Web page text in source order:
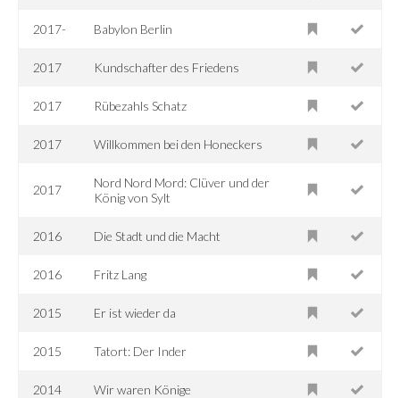
2017- Babylon Berlin
2017 Kundschafter des Friedens
2017 Rübezahls Schatz
2017 Willkommen bei den Honeckers
2017
Nord Nord Mord: Clüver und der
König von Sylt
2016 Die Stadt und die Macht
2016 Fritz Lang
2015 Er ist wieder da
2015 Tatort: Der Inder
2014 Wir waren Könige